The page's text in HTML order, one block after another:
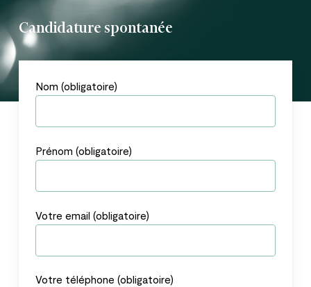
Candidature spontanée
Nom (obligatoire)
Prénom (obligatoire)
Votre email (obligatoire)
Votre téléphone (obligatoire)